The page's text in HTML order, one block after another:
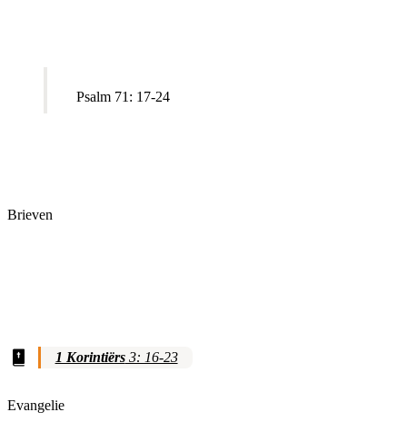
Psalm 71: 17-24
Brieven
1 Korintiërs3: 16-23
Evangelie